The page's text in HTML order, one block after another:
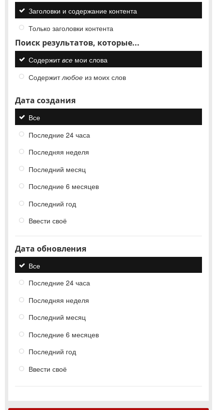
Заголовки и содержание контента
Только заголовки контента
Поиск результатов, которые...
Содержитвсе мои слова
Содержитлюбое из моих слов
Дата создания
Все
Последние 24 часа
Последняя неделя
Последний месяц
Последние 6 месяцев
Последний год
Ввести своё
Дата обновления
Все
Последние 24 часа
Последняя неделя
Последний месяц
Последние 6 месяцев
Последний год
Ввести своё